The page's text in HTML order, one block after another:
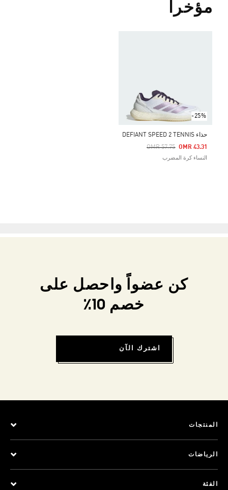
مؤخراً
-25%
حذاء DEFIANT SPEED 2 TENNIS
Price Reduced From
OMR 57.75
To OMR 43.31
النساء كرة المضرب
كن عضواً واحصل على
خصم 10٪
اشترك الآن
المنتجات
الرياضات
الفئة